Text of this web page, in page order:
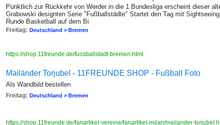
Pünktlich zur Rückkehr von Werder in die 1 Bundesliga erscheint dieser
Grabowski designten Serie "Fußballstädte" Startet den Tag mit
Runde Basketball auf dem Bi
Freitag: Deutschland > Bremen
https://shop.11freunde.de/fussballstadt-bremen.html
Mailänder Torjubel - 11FREUNDE SHOP - Fußball Foto
Als Wandbild bestellen
Freitag: Deutschland > Bremen
https://shop.11freunde.de/fanartikel-vereine/fanartikel-milan/mailander-